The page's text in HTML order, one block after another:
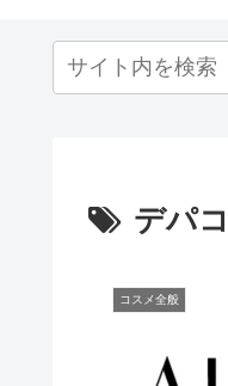
デパ
コスメ全般